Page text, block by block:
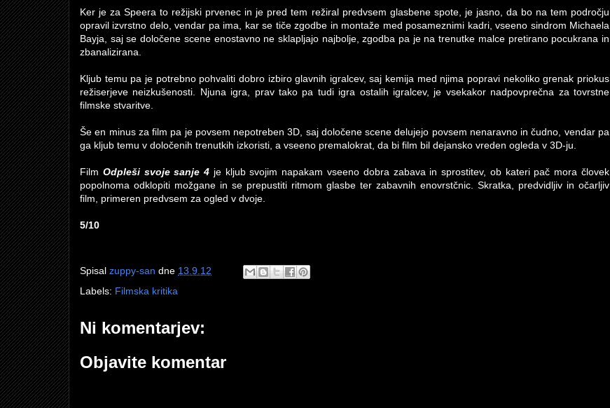
Ker je za Speera to režijski prvenec in je pred tem režiral predvsem glasbene spote, je jasno, da bo na tem področju
opravil izvrstno delo, vendar pa ima, kar se tiče zgodbe in montaže med posameznimi kadri, vseeno sindrom Michaela
Bayja, saj se določene scene enostavno ne sklapljajo najbolje, zgodba pa je na trenutke malce pretirano pocukrana in
zbanalizirana.
Kljub temu pa je potrebno pohvaliti dobro izbiro glavnih igralcev, saj kemija med njima popravi nekoliko grenak priokus
režiserjeve neizkušenosti. Njuna igra, prav tako pa tudi igra ostalih igralcev, je vsekakor nadpovprečna za tovrstne
filmske stvaritve.
Še en minus za film pa je povsem nepotreben 3D, saj določene scene delujejo povsem nenaravno in čudno, vendar pa
ga kljub temu v določenih trenutkih izkoristi, a vseeno premalokrat, da bi film bil dejansko vreden ogleda v 3D-ju.
Film Odpleši svoje sanje 4 je kljub svojim napakam vseeno dobra zabava in sprostitev, ob kateri pač mora človek
popolnoma odklopiti možgane in se prepustiti ritmom glasbe ter zabavnih enovrstčnic. Skratka, predvidljiv in očarljiv
film, primeren predvsem za ogled v dvoje.
5/10
Spisal zuppy-san dne 13.9.12
Labels: Filmska kritika
Ni komentarjev:
Objavite komentar